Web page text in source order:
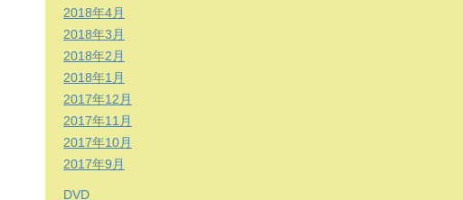
2018年4月
2018年3月
2018年2月
2018年1月
2017年12月
2017年11月
2017年10月
2017年9月
DVD